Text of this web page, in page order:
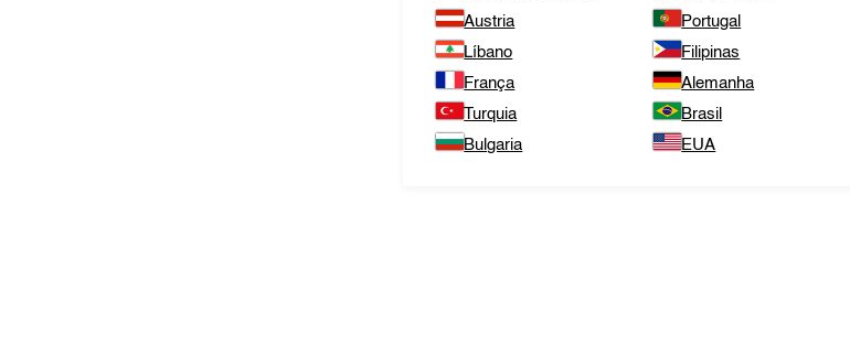
Austria
Portugal
Líbano
Filipinas
França
Alemanha
Turquia
Brasil
Bulgaria
EUA